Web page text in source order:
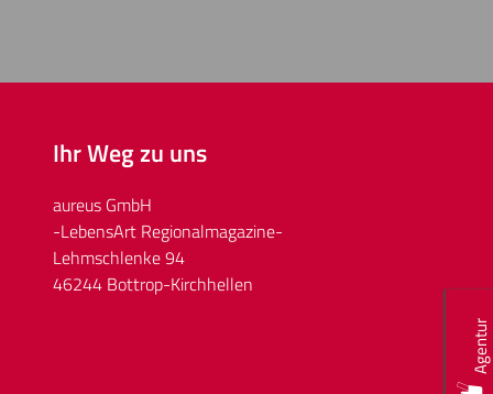
Ihr Weg zu uns
aureus GmbH
-LebensArt Regionalmagazine-
Lehmschlenke 94
46244 Bottrop-Kirchhellen
Agentur